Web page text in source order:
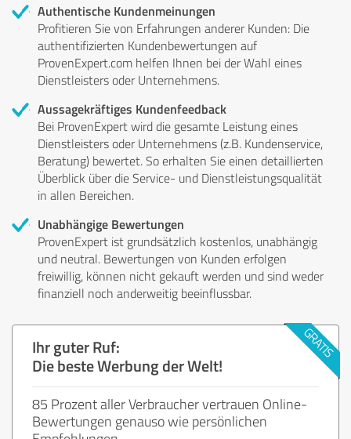
Authentische Kundenmeinungen
Profitieren Sie von Erfahrungen anderer Kunden: Die
authentifizierten Kundenbewertungen auf
ProvenExpert.com helfen Ihnen bei der Wahl eines
Dienstleisters oder Unternehmens.
Aussagekräftiges Kundenfeedback
Bei ProvenExpert wird die gesamte Leistung eines
Dienstleisters oder Unternehmens (z.B. Kundenservice,
Beratung) bewertet. So erhalten Sie einen detaillierten
Überblick über die Service- und Dienstleistungsqualität
in allen Bereichen.
Unabhängige Bewertungen
ProvenExpert ist grundsätzlich kostenlos, unabhängig
und neutral. Bewertungen von Kunden erfolgen
freiwillig, können nicht gekauft werden und sind weder
finanziell noch anderweitig beeinflussbar.
Ihr guter Ruf:
Die beste Werbung der Welt!
85 Prozent aller Verbraucher vertrauen Online-
Bewertungen genauso wie persönlichen